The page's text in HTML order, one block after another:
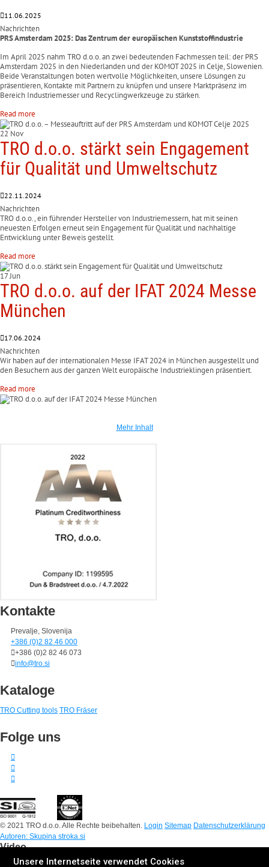
11.06.2025
Nachrichten
PRS Amsterdam 2025: Das Zentrum der europäischen Kunststoffindustrie
Im April 2025 nahm TRO d.o.o. an zwei bedeutenden Fachmessen teil: der PRS
Amsterdam 2025 in den Niederlanden und der KOMOT 2025 in Celje, Slowenien.
Beide Veranstaltungen boten wertvolle Möglichkeiten, unsere Lösungen zu
präsentieren, Kontakte mit Partnern zu knüpfen und unsere Marktpräsenz im
Bereich Industriemesser und Recyclingwerkzeuge zu stärken.
Read more
22 Nov
TRO d.o.o. stärkt sein Engagement
für Qualität und Umweltschutz
22.11.2024
Nachrichten
TRO d.o.o., ein führender Hersteller von Industriemessern, hat mit seinen
neuesten Erfolgen erneut sein Engagement für Qualität und nachhaltige
Entwicklung unter Beweis gestellt.
Read more
17 Jun
TRO d.o.o. auf der IFAT 2024 Messe
München
17.06.2024
Nachrichten
Wir haben auf der internationalen Messe IFAT 2024 in München ausgestellt und
den Besuchern aus der ganzen Welt europäische Industrieklingen präsentiert.
Read more
Mehr Inhalt
Kontakte
Prevalje, Slovenija
+386 (0)2 82 46 000
+386 (0)2 82 46 073
info@tro.si
Kataloge
TRO Cutting tools TRO Fräser
Folge uns
© 2021 TRO d.o.o. Alle Rechte beibehalten. Login Sitemap Datenschutzerklärung
Autoren: Skupina stroka.si
Video
Unsere Internetseite verwendet Cookies